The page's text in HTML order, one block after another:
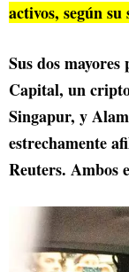
activos, según su
Sus dos
Capital, un
Singapur, y
estrechamente
Reuters. Ambos